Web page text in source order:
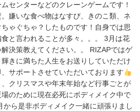
センターなどのクレーンゲームです！
嫌いな食べ物はなすび、きのこ類、ネ
ゃぐちゃ？したものです！自身では思
と言われることが多々。。。 3月は花
決策教えてください。。 RIZAPではゲ
きに満ちた人生をお送りしていただけ
サポートさせていただいております
クリスマスや年末年始など行事ごとが
のために現在必死にボディメイク中で
から是非ボディメイク一緒に頑張りまし